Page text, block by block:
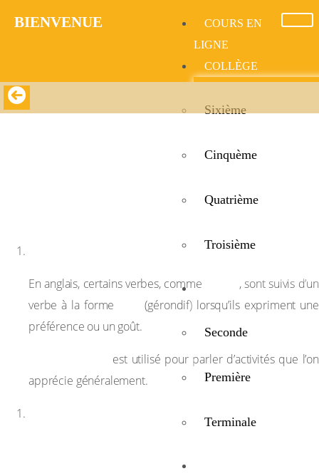
BIENVENUE​
COURS EN
LIGNE
COLLÈGE
Sixième
Cinquème
Quatrième
Troisième
LYCÉE
Seconde
Première
Terminale
En anglais, certains verbes, comme
, sont suivis d’un
verbe à la forme
(gérondif) lorsqu’ils expriment une
préférence ou un goût.
est utilisé pour parler d’activités que l’on
apprécie généralement.